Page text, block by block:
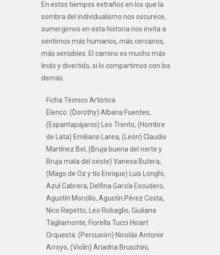
En estos tiempos extraños en los que la
sombra del individualismo nos oscurece,
sumergirnos en esta historia nos invita a
sentirnos más humanos, más cercanos,
más sensibles. El camino es mucho más
lindo y divertido, si lo compartimos con los
demás.
Ficha Técnico Artística
Elenco: (Dorothy) Albana Fuentes,
(Espantapájaros) Leo Trento, (Hombre
de Lata) Emiliano Larea, (León) Claudio
Martínez Bel, (Bruja buena del norte y
Bruja mala del oeste) Vanesa Butera,
(Mago de Oz y tío Enrique) Luis Longhi,
Azul Cabrera, Delfina García Escudero,
Agustín Morcillo, Agustín Pérez Costa,
Nico Repetto, Leo Robaglio, Giuliana
Tagliamonte, Fiorella Tucci Hiriart
Orquesta: (Percusión) Nicolás Antonio
Arroyo, (Violín) Ariadna Bruschini,